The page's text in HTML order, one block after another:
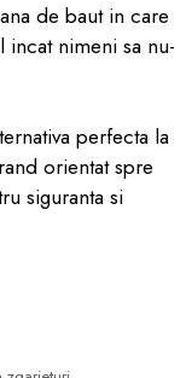
de baut in care
nimeni sa nu-
perfecta la
orientat spre
siguranta si